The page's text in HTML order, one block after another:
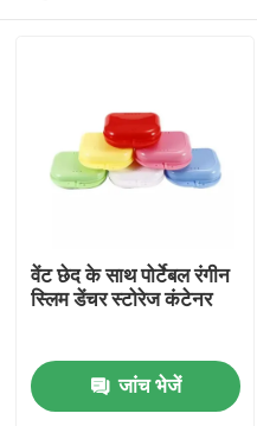
वेंट छेद के साथ पोर्टेबल रंगीन
स्लिम डेंचर स्टोरेज कंटेनर
जांच भेजें